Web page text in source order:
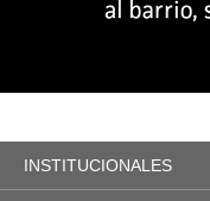
INSTITUCIONALES